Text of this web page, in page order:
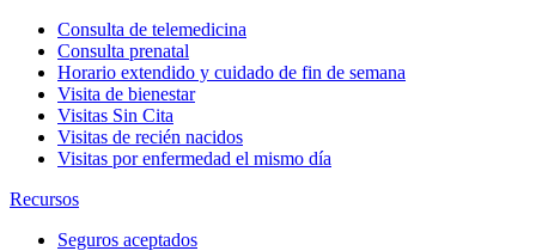
Consulta de telemedicina
Consulta prenatal
Horario extendido y cuidado de fin de semana
Visita de bienestar
Visitas Sin Cita
Visitas de recién nacidos
Visitas por enfermedad el mismo día
Recursos
Seguros aceptados